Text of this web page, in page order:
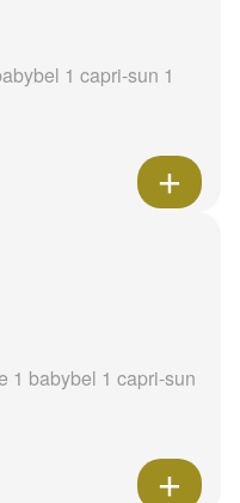
1 capri-sun 1
1 babybel 1 capri-sun